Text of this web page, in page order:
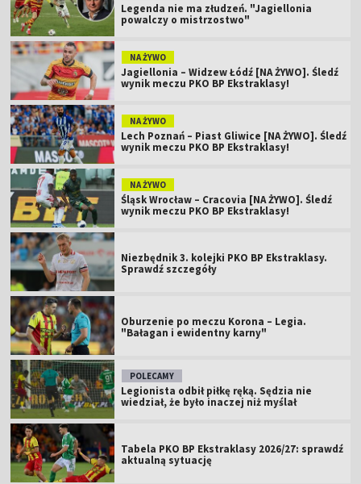
Legenda nie ma złudzeń. "Jagiellonia
powalczy o mistrzostwo"
NA ŻYWO
Jagiellonia – Widzew Łódź [NA ŻYWO]. Śledź
wynik meczu PKO BP Ekstraklasy!
NA ŻYWO
Lech Poznań – Piast Gliwice [NA ŻYWO]. Śledź
wynik meczu PKO BP Ekstraklasy!
NA ŻYWO
Śląsk Wrocław – Cracovia [NA ŻYWO]. Śledź
wynik meczu PKO BP Ekstraklasy!
Niezbędnik 3. kolejki PKO BP Ekstraklasy.
Sprawdź szczegóły
Oburzenie po meczu Korona – Legia.
"Bałagan i ewidentny karny"
POLECAMY
Legionista odbił piłkę ręką. Sędzia nie
wiedział, że było inaczej niż myślał
Tabela PKO BP Ekstraklasy 2026/27: sprawdź
aktualną sytuację